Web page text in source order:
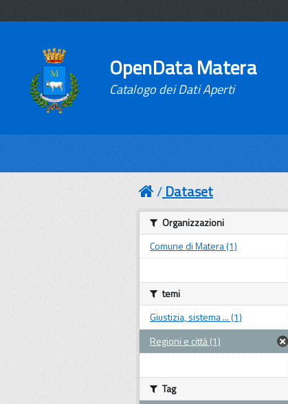
OpenData Matera
Catalogo dei Dati Aperti
Dataset
Organizzazioni
Comune di Matera (1)
temi
Giustizia, sistema ... (1)
Regioni e città (1)
Tag